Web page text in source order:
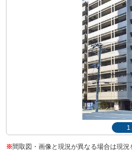
1
※間取図・画像と現況が異なる場合は現況